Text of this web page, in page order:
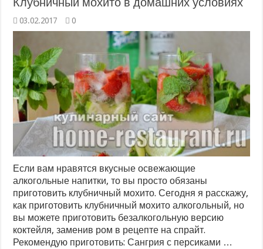
03.02.2017 0
Если вам нравятся вкусные освежающие
алкогольные напитки, то вы просто обязаны
приготовить клубничный мохито. Сегодня я расскажу,
как приготовить клубничный мохито алкогольный, но
вы можете приготовить безалкогольную версию
коктейля, заменив ром в рецепте на спрайт.
Рекомендую приготовить: Сангрия с персиками …